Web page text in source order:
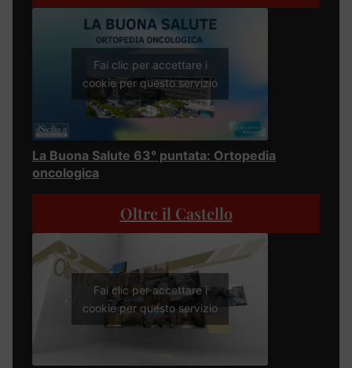
Fai clic per accettare i
cookie per questo servizio
La Buona Salute 63° puntata: Ortopedia
oncologica
Oltre il Castello
Fai clic per accettare i
cookie per questo servizio